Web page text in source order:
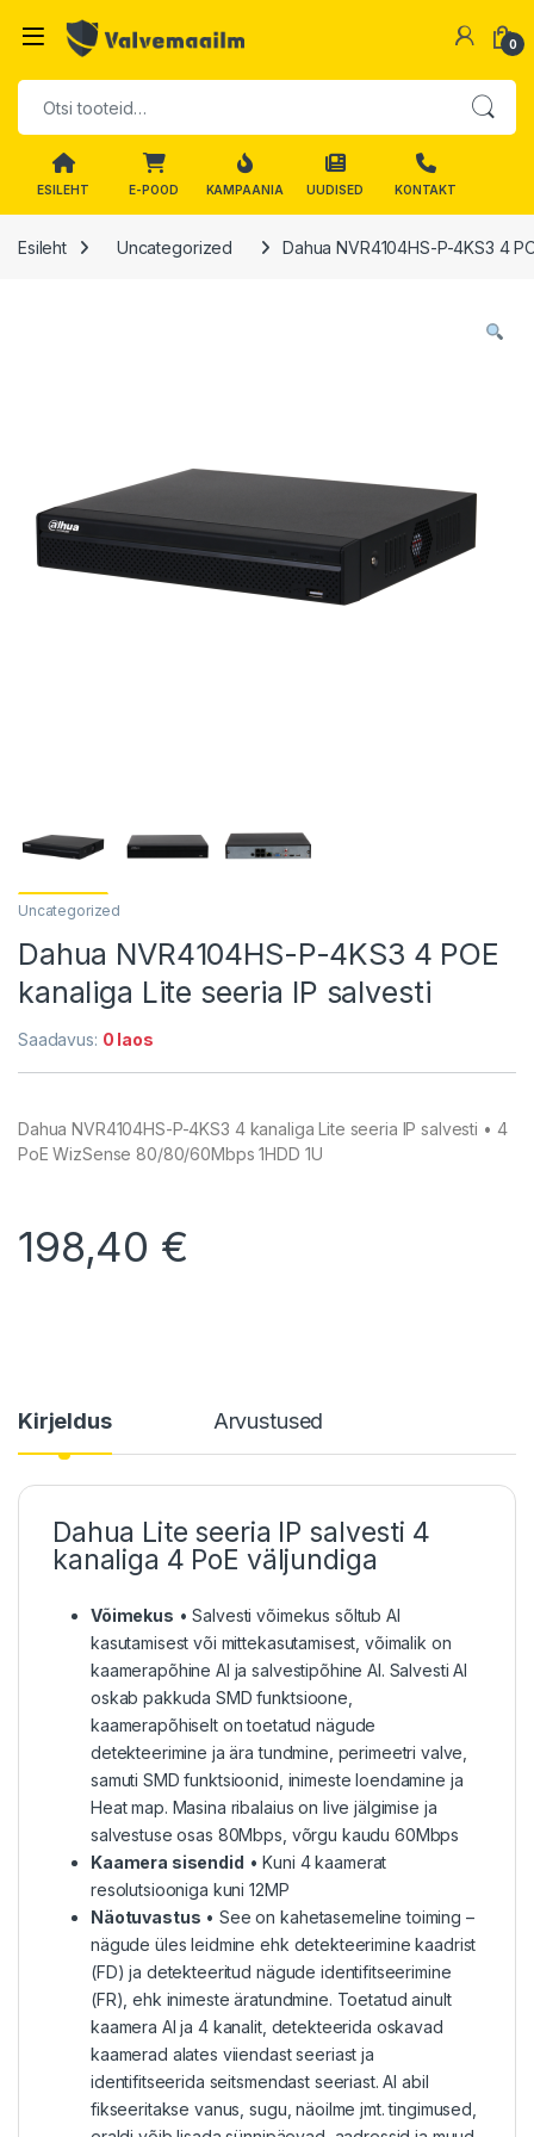
0
Otsi:
ESILEHT E-POOD KAMPAANIA UUDISED KONTAKT
Esileht Uncategorized Dahua NVR4104HS-P-4KS3 4
Uncategorized
Dahua NVR4104HS-P-4KS3 4 POE
kanaliga Lite seeria IP salvesti
Saadavus: 0 laos
Dahua NVR4104HS-P-4KS3 4 kanaliga Lite seeria IP salvesti • 4
PoE WizSense 80/80/60Mbps 1HDD 1U
198,40 €
Kirjeldus Arvustused
Dahua Lite seeria IP salvesti 4
kanaliga 4 PoE väljundiga
Võimekus • Salvesti võimekus sõltub AI
kasutamisest või mittekasutamisest, võimalik on
kaamerapõhine AI ja salvestipõhine AI. Salvesti AI
oskab pakkuda SMD funktsioone,
kaamerapõhiselt on toetatud nägude
detekteerimine ja ära tundmine, perimeetri valve,
samuti SMD funktsioonid, inimeste loendamine ja
Heat map. Masina ribalaius on live jälgimise ja
salvestuse osas 80Mbps, võrgu kaudu 60Mbps
Kaamera sisendid • Kuni 4 kaamerat
resolutsiooniga kuni 12MP
Näotuvastus • See on kahetasemeline toiming –
nägude üles leidmine ehk detekteerimine kaadrist
(FD) ja detekteeritud nägude identifitseerimine
(FR), ehk inimeste äratundmine. Toetatud ainult
kaamera AI ja 4 kanalit, detekteerida oskavad
kaamerad alates viiendast seeriast ja
identifitseerida seitsmendast seeriast. AI abil
fikseeritakse vanus, sugu, näoilme jmt. tingimused,